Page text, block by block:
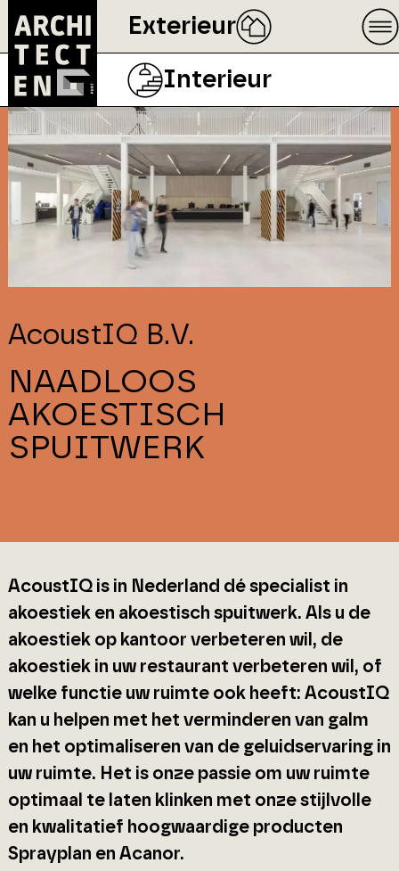
Exterieur
Interieur
AcoustIQ B.V.
NAADLOOS
AKOESTISCH
SPUITWERK
AcoustIQ is in Nederland dé specialist in
akoestiek en akoestisch spuitwerk. Als u de
akoestiek op kantoor verbeteren wil, de
akoestiek in uw restaurant verbeteren wil, of
welke functie uw ruimte ook heeft: AcoustIQ
kan u helpen met het verminderen van galm
en het optimaliseren van de geluidservaring in
uw ruimte. Het is onze passie om uw ruimte
optimaal te laten klinken met onze stijlvolle
en kwalitatief hoogwaardige producten
Sprayplan en Acanor.